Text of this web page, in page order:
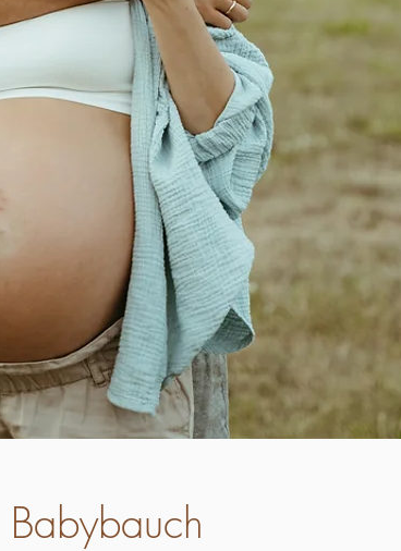
Babybauch